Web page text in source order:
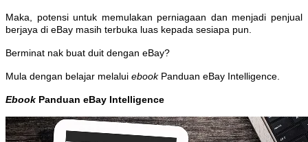
Maka, potensi untuk memulakan perniagaan dan menjadi penjual
berjaya di eBay masih terbuka luas kepada sesiapa pun.
Berminat nak buat duit dengan eBay?
Mula dengan belajar melalui ebookPanduan eBay Intelligence.
Ebook Panduan eBay Intelligence